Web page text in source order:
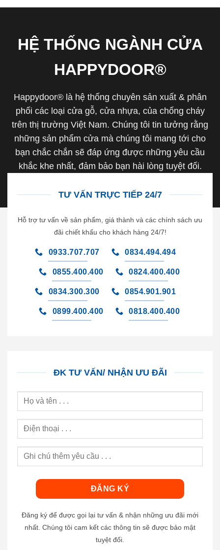
HỆ THỐNG NGÀNH CỬA
HAPPYDOOR®
Happydoor® là hệ thống chuyên sản xuất & phân
phối các loại cửa gỗ, cửa nhựa, của chống cháy
trên thị trường Việt Nam. Chúng tôi tin tưởng rằng
những sản phẩm cửa mà chúng tôi mang tới cho
bạn chắc chắn sẽ đáp ứng được những yêu cầu
khắc khe nhất, đảm bảo bạn hài lòng tuyệt đối.
TƯ VẤN TRỰC TIẾP 24/7
Hỗ trợ tư vấn về sản phẩm, giá thành và các chính sách ưu
đãi chiết khấu cho khách hàng 24/7!
0933.707.707 0834.494.494
0855.400.400 0824.400.400
0834.300.300 0854.901.901
0899.400.400 0818.400.400
ĐK TƯ VẤN/ NHẬN ƯU ĐÃI
Đăng ký để được gọi lại tư vấn & nhận những ưu đãi mới
nhất. Chúng tôi cam kết các thông tin sẽ được bảo mật
tuyệt đối.